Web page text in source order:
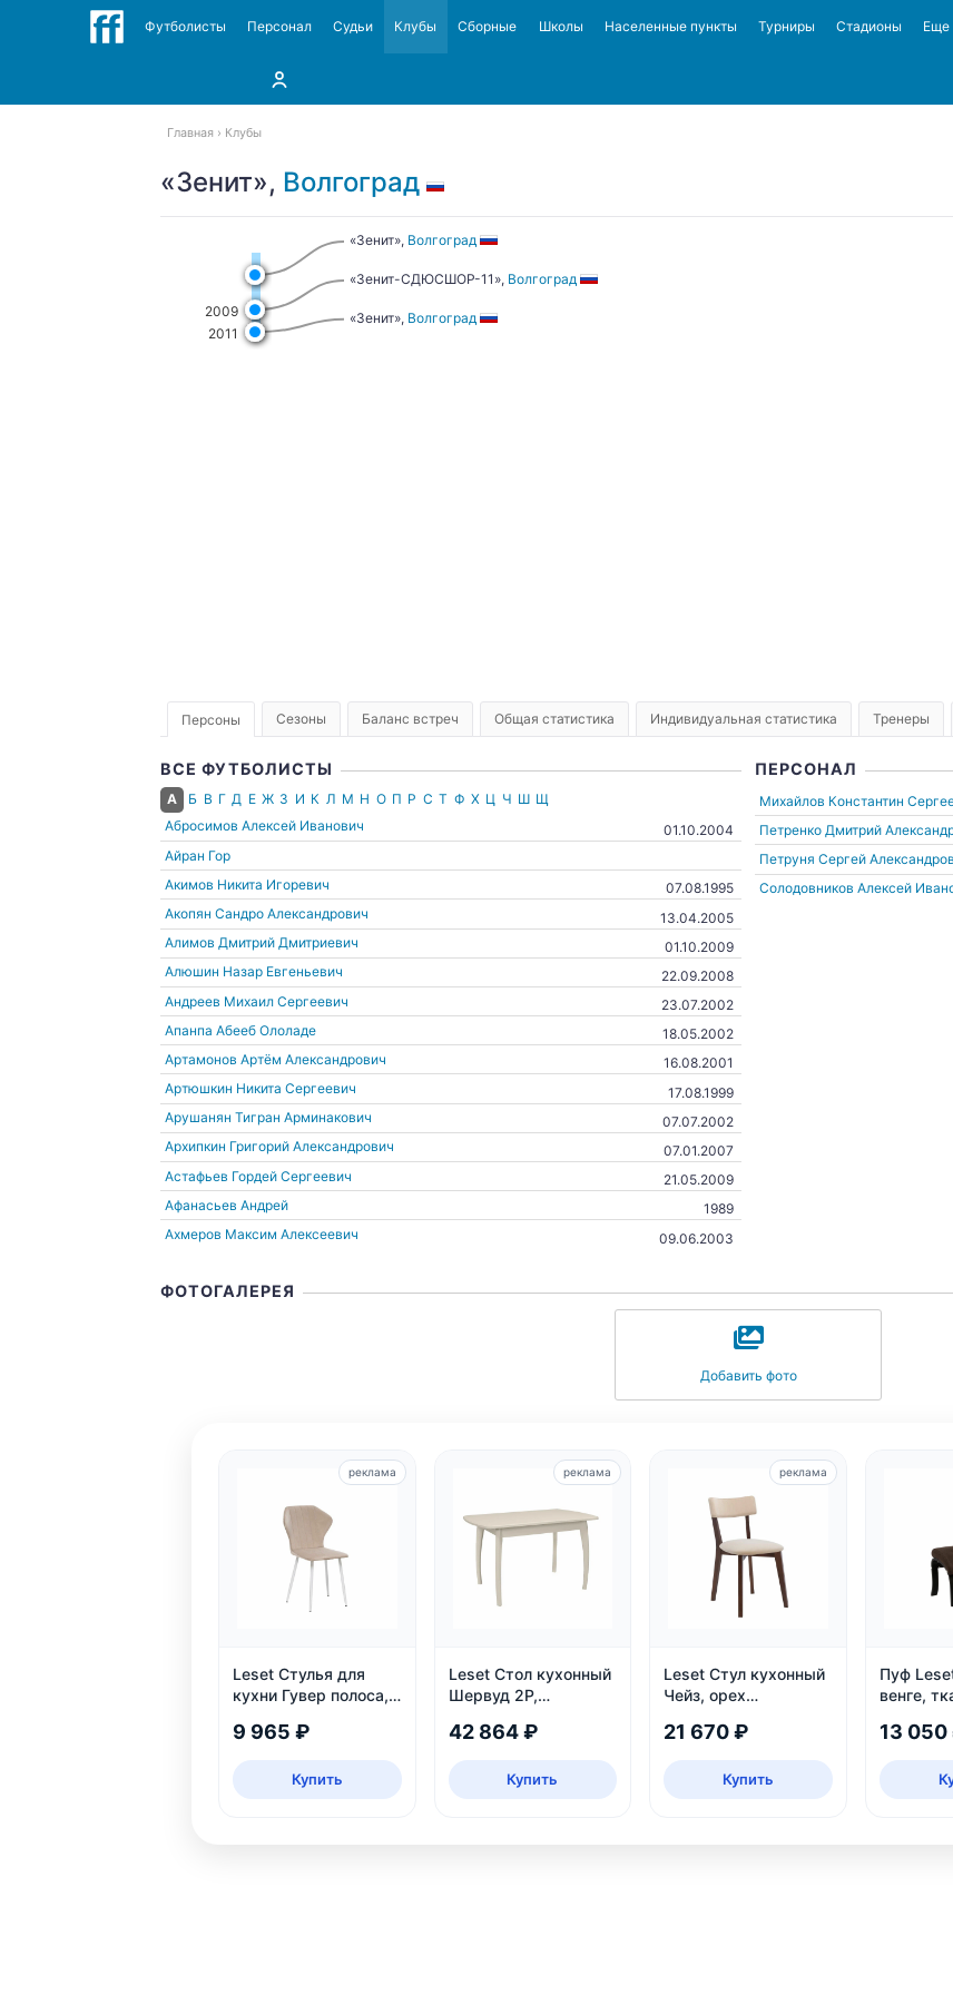
Футболисты Персонал Судьи Клубы Сборные Школы Населенные пункты Турниры Стадионы Еще
Главная Клубы
«Зенит», Волгоград
2009
2011
«Зенит», Волгоград
«Зенит-СДЮCШОР-11», Волгоград
«Зенит», Волгоград
Персоны Сезоны Баланс встреч Общая статистика Индивидуальная статистика Тренеры
ВСЕ ФУТБОЛИСТЫ
А Б В Г Д Е Ж З И К Л М Н О П Р С Т Ф Х Ц Ч Ш Щ
Абросимов Алексей Иванович
01.10.2004
Айран Гор
Акимов Никита Игоревич
07.08.1995
Акопян Сандро Александрович
13.04.2005
Алимов Дмитрий Дмитриевич
01.10.2009
Алюшин Назар Евгеньевич
22.09.2008
Андреев Михаил Сергеевич
23.07.2002
Апанпа Абееб Ололаде
18.05.2002
Артамонов Артём Александрович
16.08.2001
Артюшкин Никита Сергеевич
17.08.1999
Арушанян Тигран Арминакович
07.07.2002
Архипкин Григорий Александрович
07.01.2007
Астафьев Гордей Сергеевич
21.05.2009
Афанасьев Андрей
1989
Ахмеров Максим Алексеевич
09.06.2003
ПЕРСОНАЛ
Михайлов Константин
Петренко Дмитрий
Петруня Сергей
Солодовников Алексей
ФОТОГАЛЕРЕЯ
Добавить фото
Leset Стулья для
кухни Гувер полоса,
9 965 ₽
Купить
реклама
Leset Стол кухонный
Шервуд 2Р,
42 864 ₽
Купить
реклама
Leset Стул кухонный
Чейз, орех
21 670 ₽
Купить
реклама
Пуф
венге,
13 050